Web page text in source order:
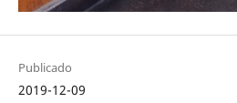
Publicado
2019-12-09